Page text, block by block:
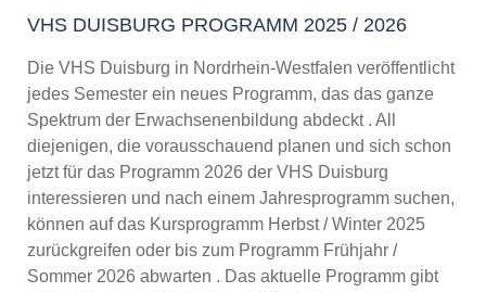
VHS DUISBURG PROGRAMM 2025 / 2026
Die VHS Duisburg in Nordrhein-Westfalen veröffentlicht
jedes Semester ein neues Programm, das das ganze
Spektrum der Erwachsenenbildung abdeckt . All
diejenigen, die vorausschauend planen und sich schon
jetzt für das Programm 2026 der VHS Duisburg
interessieren und nach einem Jahresprogramm suchen,
können auf das Kursprogramm Herbst / Winter 2025
zurückgreifen oder bis zum Programm Frühjahr /
Sommer 2026 abwarten . Das aktuelle Programm gibt